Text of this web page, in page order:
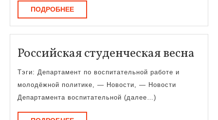
ПОДРОБНЕЕПОДРОБНЕЕ
Российская студенческая весна
Тэги: Департамент по воспитательной работе и
молодёжной политике, — Новости, — Новости
Департамента воспитательной (далее…)